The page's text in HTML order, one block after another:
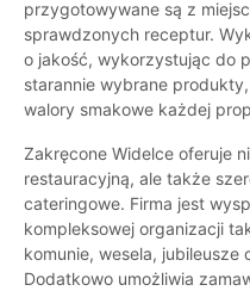
przygotowywane są z
sprawdzonych receptur.
o jakość, wykorzystując do
starannie wybrane
walory smakowe każdej
Zakręcone Widelce oferuje
restauracyjną, ale także
cateringowe. Firma jest
kompleksowej organizacji
komunie, wesela, jubileusze
Dodatkowo umożliwia